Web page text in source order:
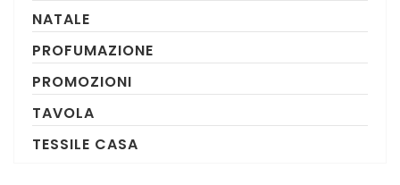
NATALE
PROFUMAZIONE
PROMOZIONI
TAVOLA
TESSILE CASA